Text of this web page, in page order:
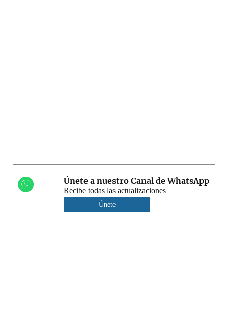
Únete a nuestro Canal de WhatsApp
Recibe todas las actualizaciones
Únete